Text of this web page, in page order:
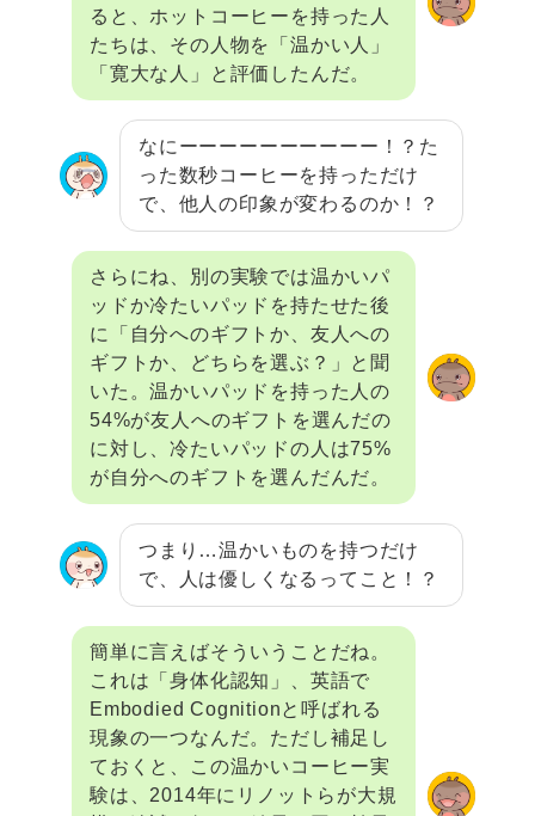
ると、ホットコーヒーを持った人
たちは、その人物を「温かい人」
「寛大な人」と評価したんだ。
なにーーーーーーーーーー！？た
った数秒コーヒーを持っただけ
で、他人の印象が変わるのか！？
さらにね、別の実験では温かいパ
ッドか冷たいパッドを持たせた後
に「自分へのギフトか、友人への
ギフトか、どちらを選ぶ？」と聞
いた。温かいパッドを持った人の
54%が友人へのギフトを選んだの
に対し、冷たいパッドの人は75%
が自分へのギフトを選んだんだ。
つまり…温かいものを持つだけ
で、人は優しくなるってこと！？
簡単に言えばそういうことだね。
これは「身体化認知」、英語で
Embodied Cognitionと呼ばれる
現象の一つなんだ。ただし補足し
ておくと、この温かいコーヒー実
験は、2014年にリノットらが大規